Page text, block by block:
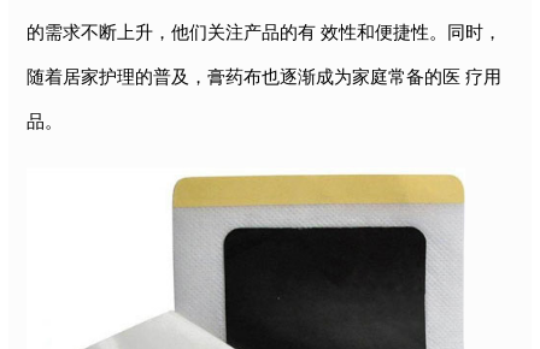
的需求不断上升，他们关注产品的有 效性和便捷性。同时，
随着居家护理的普及，膏药布也逐渐成为家庭常备的医 疗用
品。